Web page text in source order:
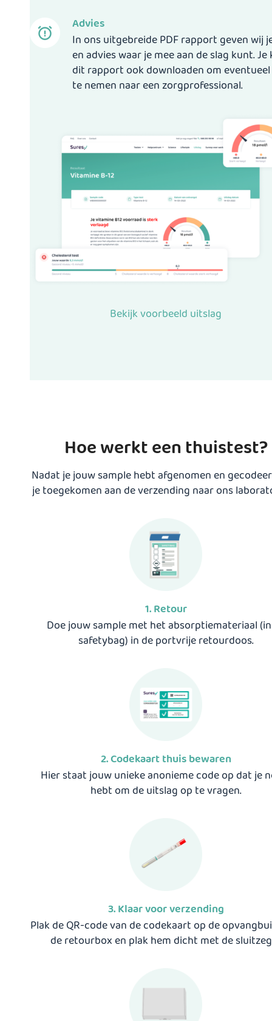
Advies
In ons uitgebreide PDF rapport geven wij
en advies waar je mee aan de slag kunt.
dit rapport ook downloaden om
te nemen naar een zorgprofessional.
Bekijk voorbeeld uitslag
Hoe werkt een thuistest?
Nadat je jouw sample hebt afgenomen en
je toegekomen aan de verzending naar ons
1. Retour
Doe jouw sample met het absorptiemateriaal
safetybag) in de portvrije retourdoos.
2. Codekaart thuis bewaren
Hier staat jouw unieke anonieme code op dat je
hebt om de uitslag op te vragen.
3. Klaar voor verzending
Plak de QR-code van de codekaart op de
de retourbox en plak hem dicht met de